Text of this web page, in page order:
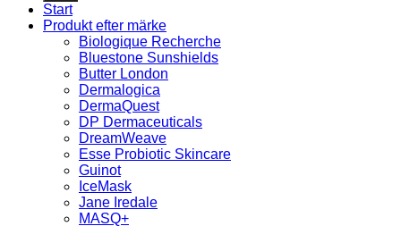
Start
Produkt efter märke
Biologique Recherche
Bluestone Sunshields
Butter London
Dermalogica
DermaQuest
DP Dermaceuticals
DreamWeave
Esse Probiotic Skincare
Guinot
IceMask
Jane Iredale
MASQ+